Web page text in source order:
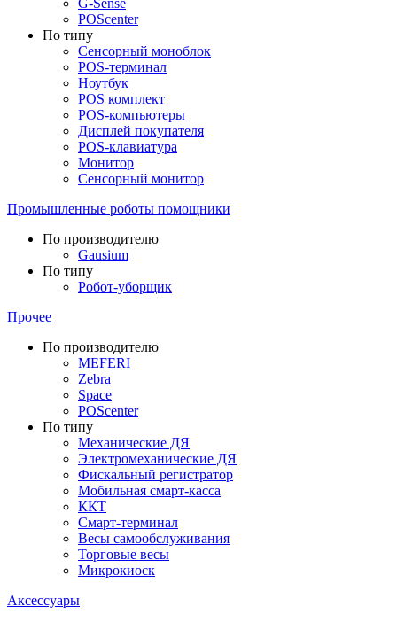
G-Sense
POScenter
По типу
Сенсорный моноблок
POS-терминал
Ноутбук
POS комплект
POS-компьютеры
Дисплей покупателя
POS-клавиатура
Монитор
Сенсорный монитор
Промышленные роботы помощники
По производителю
Gausium
По типу
Робот-уборщик
Прочее
По производителю
MEFERI
Zebra
Space
POScenter
По типу
Механические ДЯ
Электромеханические ДЯ
Фискальный регистратор
Мобильная смарт-касса
ККТ
Смарт-терминал
Весы самообслуживания
Торговые весы
Микрокиоск
Аксессуары